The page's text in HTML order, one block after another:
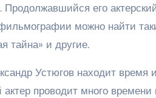
его
можно найти
тайна» и другие.
Устюгов находит время
проводит много